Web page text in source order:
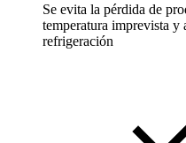
Se evita la pérdida de
temperatura imprevista y
refrigeración